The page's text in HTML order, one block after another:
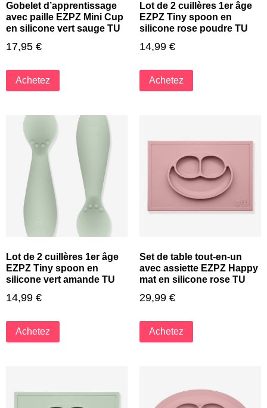
Gobelet d’apprentissage
avec paille EZPZ Mini Cup
en silicone vert sauge TU
17,95 €
Achetez
Lot de 2 cuillères 1er âge
EZPZ Tiny spoon en
silicone rose poudre TU
14,99 €
Achetez
Lot de 2 cuillères 1er âge
EZPZ Tiny spoon en
silicone vert amande TU
14,99 €
Achetez
Set de table tout-en-un
avec assiette EZPZ Happy
mat en silicone rose TU
29,99 €
Achetez